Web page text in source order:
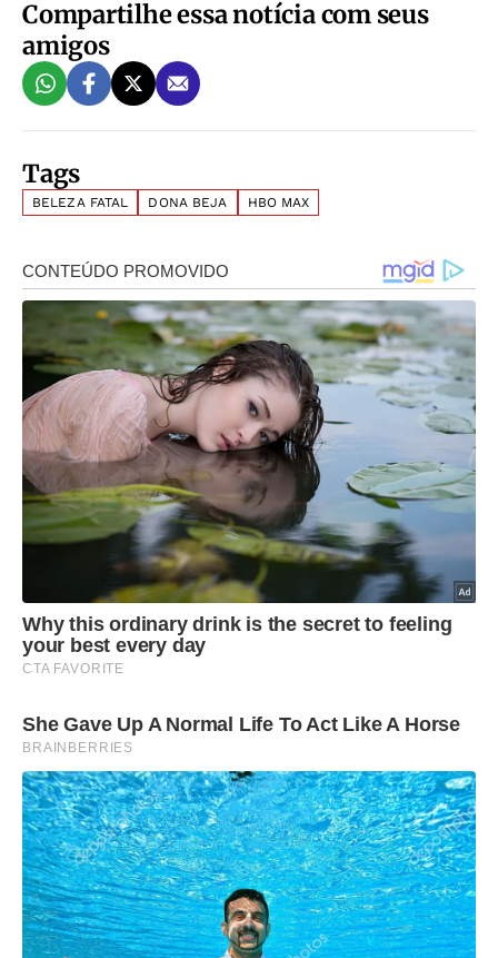
Compartilhe essa notícia com seus
amigos
Tags
BELEZA FATAL DONA BEJA HBO MAX